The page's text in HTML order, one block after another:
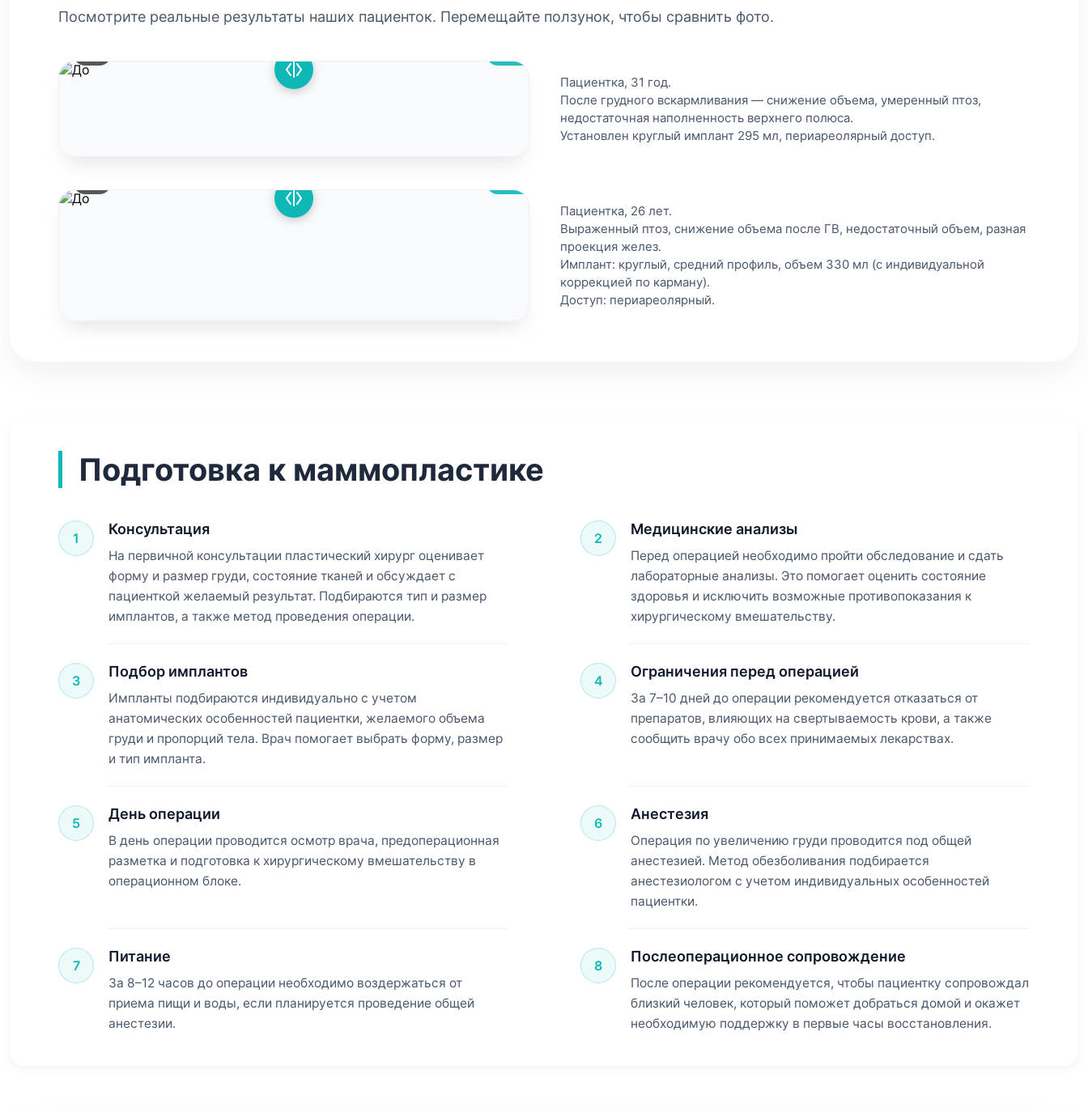
Посмотрите реальные результаты наших пациенток. Перемещайте ползунок, чтобы сравнить фото.
Пациентка, 31 год.
После грудного вскармливания — снижение объема, умеренный птоз,
недостаточная наполненность верхнего полюса.
Установлен круглый имплант 295 мл, периареолярный доступ.
Пациентка, 26 лет.
Выраженный птоз, снижение объема после ГВ, недостаточный объем, разная
проекция желез.
Имплант: круглый, средний профиль, объем 330 мл (с индивидуальной
коррекцией по карману).
Доступ: периареолярный.
Подготовка к маммопластике
1
Консультация
На первичной консультации пластический хирург оценивает
форму и размер груди, состояние тканей и обсуждает с
пациенткой желаемый результат. Подбираются тип и размер
имплантов, а также метод проведения операции.
2
Медицинские анализы
Перед операцией необходимо пройти обследование и сдать
лабораторные анализы. Это помогает оценить состояние
здоровья и исключить возможные противопоказания к
хирургическому вмешательству.
3
Подбор имплантов
Импланты подбираются индивидуально с учетом
анатомических особенностей пациентки, желаемого объема
груди и пропорций тела. Врач помогает выбрать форму, размер
и тип импланта.
4
Ограничения перед операцией
За 7–10 дней до операции рекомендуется отказаться от
препаратов, влияющих на свертываемость крови, а также
сообщить врачу обо всех принимаемых лекарствах.
5
День операции
В день операции проводится осмотр врача, предоперационная
разметка и подготовка к хирургическому вмешательству в
операционном блоке.
6
Анестезия
Операция по увеличению груди проводится под общей
анестезией. Метод обезболивания подбирается
анестезиологом с учетом индивидуальных особенностей
пациентки.
7
Питание
За 8–12 часов до операции необходимо воздержаться от
приема пищи и воды, если планируется проведение общей
анестезии.
8
Послеоперационное сопровождение
После операции рекомендуется, чтобы пациентку сопровождал
близкий человек, который поможет добраться домой и окажет
необходимую поддержку в первые часы восстановления.